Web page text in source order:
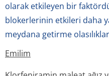
olarak etkileyen bir
blokerlerinin etkileri daha
meydana getirme
Emilim